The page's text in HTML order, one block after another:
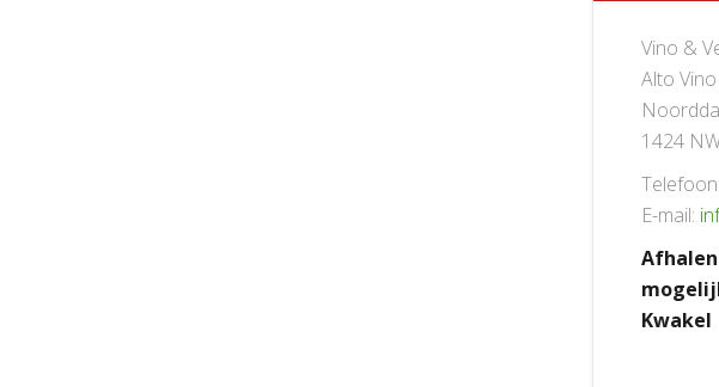
Vino &
Alto
1424
Telefoon:
E-mail:
Kwakel